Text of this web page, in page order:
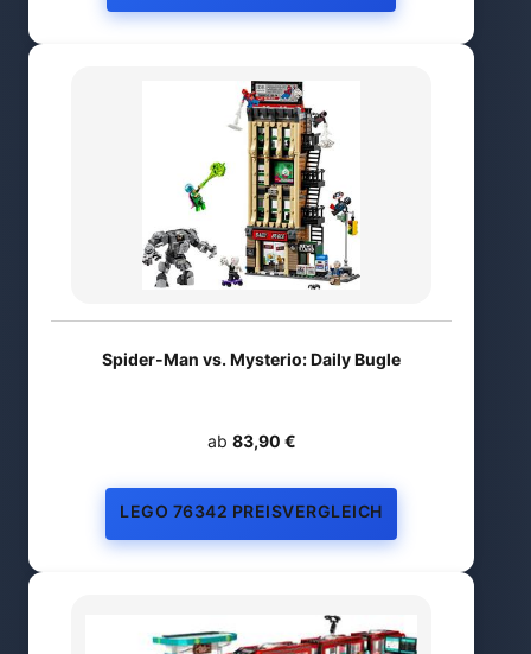
Spider-Man vs. Mysterio: Daily Bugle
ab 83,90 €
LEGO 76342 PREISVERGLEICH